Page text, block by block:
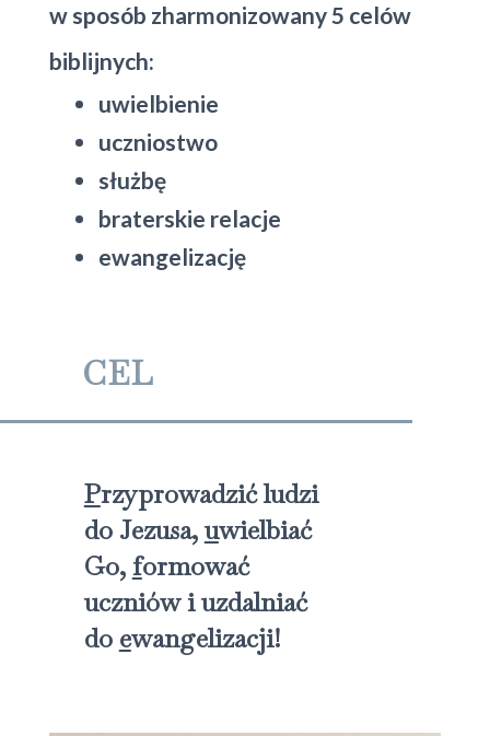
w sposób zharmonizowany 5 celów
biblijnych:
uwielbienie
uczniostwo
służbę
braterskie relacje
ewangelizację
CEL
Przyprowadzić ludzi
do Jezusa,uwielbiać
Go,formować
uczniów i uzdalniać
do ewangelizacji!